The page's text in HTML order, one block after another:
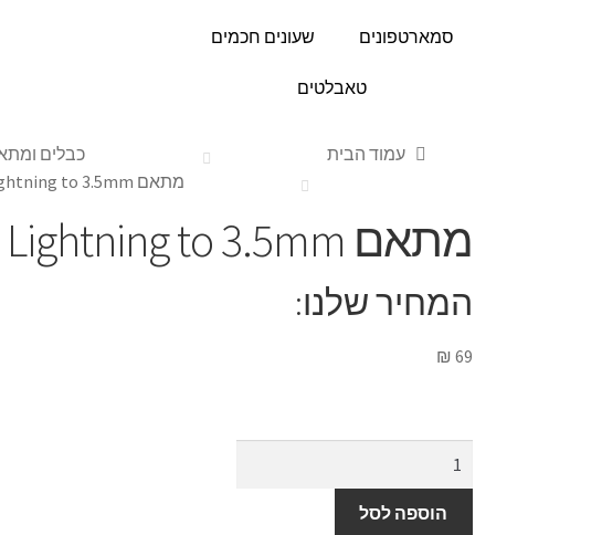
סמארטפונים שעונים חכמים
טאבלטים
עמוד הבית
כבלים
מתאם XO Lightning to 3.5mm
מתאם XO Lightning to 3.5mm
המחיר שלנו:
₪ 69
הוספה לסל